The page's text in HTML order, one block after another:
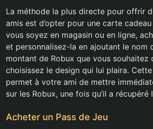
La méthode la plus directe pour offrir
amis est d’opter pour une carte
vous soyez en magasin ou en ligne,
et personnalisez-la en ajoutant le nom
montant de Robux que vous souhaitez
choisissez le design qui lui plaira.
permet à votre ami de mettre
sur les Robux, une fois qu’il a récupéré
Acheter un Pass de Jeu